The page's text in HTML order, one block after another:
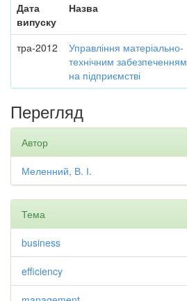
Дата
випуску
Назва
тра-2012
Управління матеріально-
технічним забезпеченням
на підприємстві
Перегляд
Автор
Меленний, В. І.
Тема
business
efficiency